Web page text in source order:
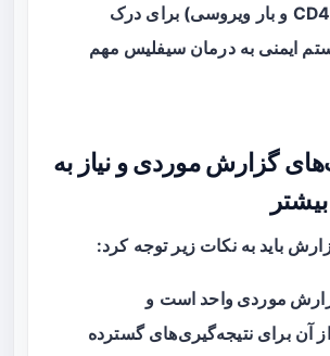
شمارش CD4 و بار ویروسی) برای درک
ایمنی به درمان سیفلیس مهم
گزارش موردی و نیاز به
باید به نکات زیر توجه کرد:
موردی واحد است و
آن برای نتیجه‌گیری‌های گسترده